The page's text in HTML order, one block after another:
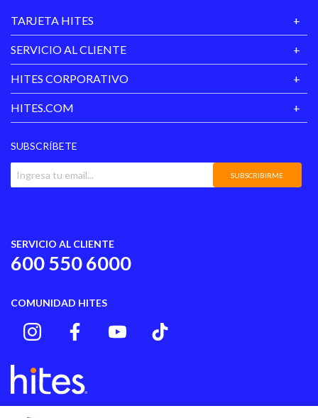
TARJETA HITES
SERVICIO AL CLIENTE
HITES CORPORATIVO
HITES.COM
SUBSCRÍBETE
SUBSCRIBIRME
SERVICIO AL CLIENTE
600 550 6000
COMUNIDAD HITES